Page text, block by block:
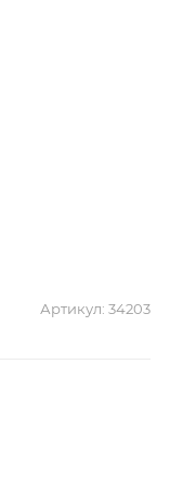
Артикул: 34203